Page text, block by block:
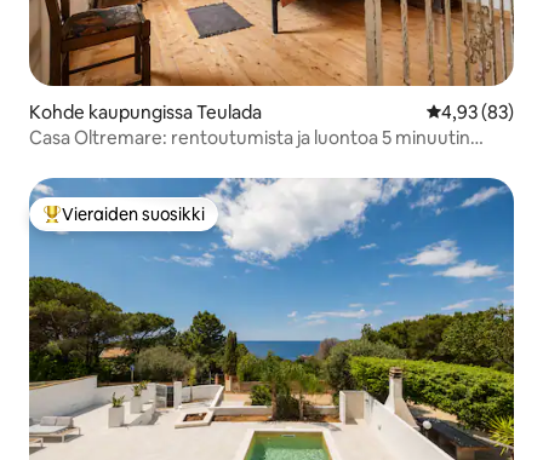
Kohde kaupungissa Teulada
4,93 (83)
Casa Oltremare: rentoutumista ja luontoa 5 minuutin
Vieraiden suosikkien parhaimmistoa
Vieraiden suosikki